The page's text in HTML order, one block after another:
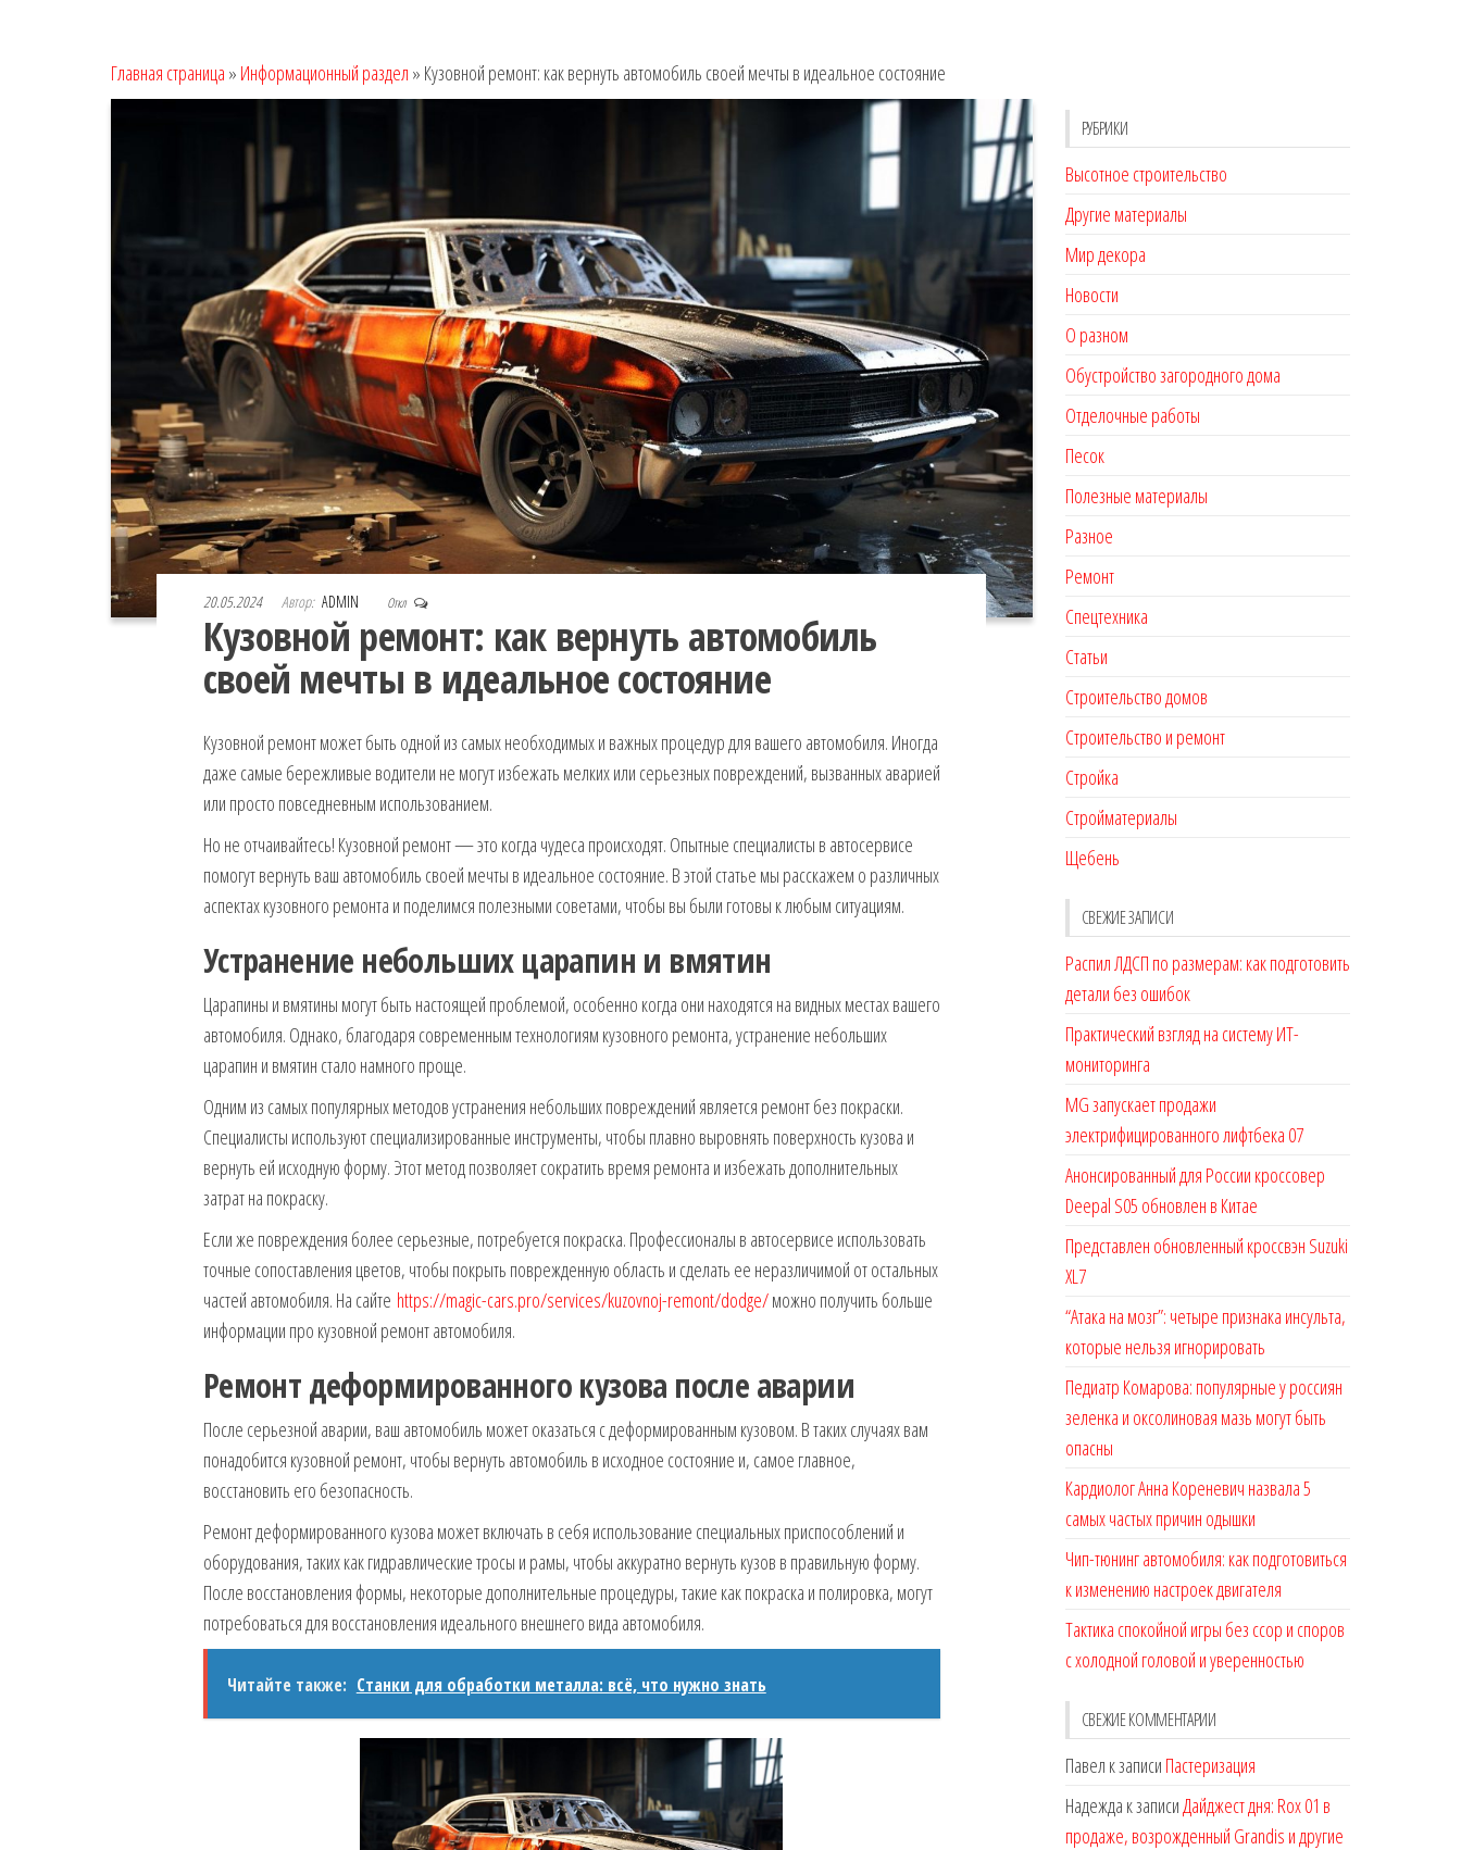
Главная страница » Информационный раздел » Кузовной ремонт: как вернуть автомобиль своей мечты в идеальное состояние
20.05.2024 Автор: ADMIN Откл
Кузовной ремонт: как вернуть автомобиль
своей мечты в идеальное состояние
Кузовной ремонт может быть одной из самых необходимых и важных процедур для вашего автомобиля. Иногда
даже самые бережливые водители не могут избежать мелких или серьезных повреждений, вызванных аварией
или просто повседневным использованием.
Но не отчаивайтесь! Кузовной ремонт — это когда чудеса происходят. Опытные специалисты в автосервисе
помогут вернуть ваш автомобиль своей мечты в идеальное состояние. В этой статье мы расскажем о различных
аспектах кузовного ремонта и поделимся полезными советами, чтобы вы были готовы к любым ситуациям.
Устранение небольших царапин и вмятин
Царапины и вмятины могут быть настоящей проблемой, особенно когда они находятся на видных местах вашего
автомобиля. Однако, благодаря современным технологиям кузовного ремонта, устранение небольших
царапин и вмятин стало намного проще.
Одним из самых популярных методов устранения небольших повреждений является ремонт без покраски.
Специалисты используют специализированные инструменты, чтобы плавно выровнять поверхность кузова и
вернуть ей исходную форму. Этот метод позволяет сократить время ремонта и избежать дополнительных
затрат на покраску.
Если же повреждения более серьезные, потребуется покраска. Профессионалы в автосервисе использовать
точные сопоставления цветов, чтобы покрыть поврежденную область и сделать ее неразличимой от остальных
частей автомобиля. На сайте https://magic-cars.pro/services/kuzovnoj-remont/dodge/можно получить больше
информации про кузовной ремонт автомобиля.
Ремонт деформированного кузова после аварии
После серьезной аварии, ваш автомобиль может оказаться с деформированным кузовом. В таких случаях вам
понадобится кузовной ремонт, чтобы вернуть автомобиль в исходное состояние и, самое главное,
восстановить его безопасность.
Ремонт деформированного кузова может включать в себя использование специальных приспособлений и
оборудования, таких как гидравлические тросы и рамы, чтобы аккуратно вернуть кузов в правильную форму.
После восстановления формы, некоторые дополнительные процедуры, такие как покраска и полировка, могут
потребоваться для восстановления идеального внешнего вида автомобиля.
Читайте также: Станки для обработки металла: всё, что нужно знать
РУБРИКИ
Высотное строительство
Другие материалы
Мир декора
Новости
О разном
Обустройство загородного дома
Отделочные работы
Песок
Полезные материалы
Разное
Ремонт
Спецтехника
Статьи
Строительство домов
Строительство и ремонт
Стройка
Стройматериалы
Щебень
СВЕЖИЕ ЗАПИСИ
Распил ЛДСП по размерам: как подготовить
детали без ошибок
Практический взгляд на систему ИТ-
мониторинга
MG запускает продажи
электрифицированного лифтбека 07
Анонсированный для России кроссовер
Deepal S05 обновлен в Китае
Представлен обновленный кроссвэн Suzuki
XL7
“Атака на мозг”: четыре признака инсульта,
которые нельзя игнорировать
Педиатр Комарова: популярные у россиян
зеленка и оксолиновая мазь могут быть
опасны
Кардиолог Анна Кореневич назвала 5
самых частых причин одышки
Чип-тюнинг автомобиля: как подготовиться
к изменению настроек двигателя
Тактика спокойной игры без ссор и споров
с холодной головой и уверенностью
СВЕЖИЕ КОММЕНТАРИИ
Павел к записи Пастеризация
Надежда к записиДайджест дня: Rox 01 в
продаже, возрожденный Grandis и другие